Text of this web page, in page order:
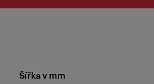
Šířka v mm